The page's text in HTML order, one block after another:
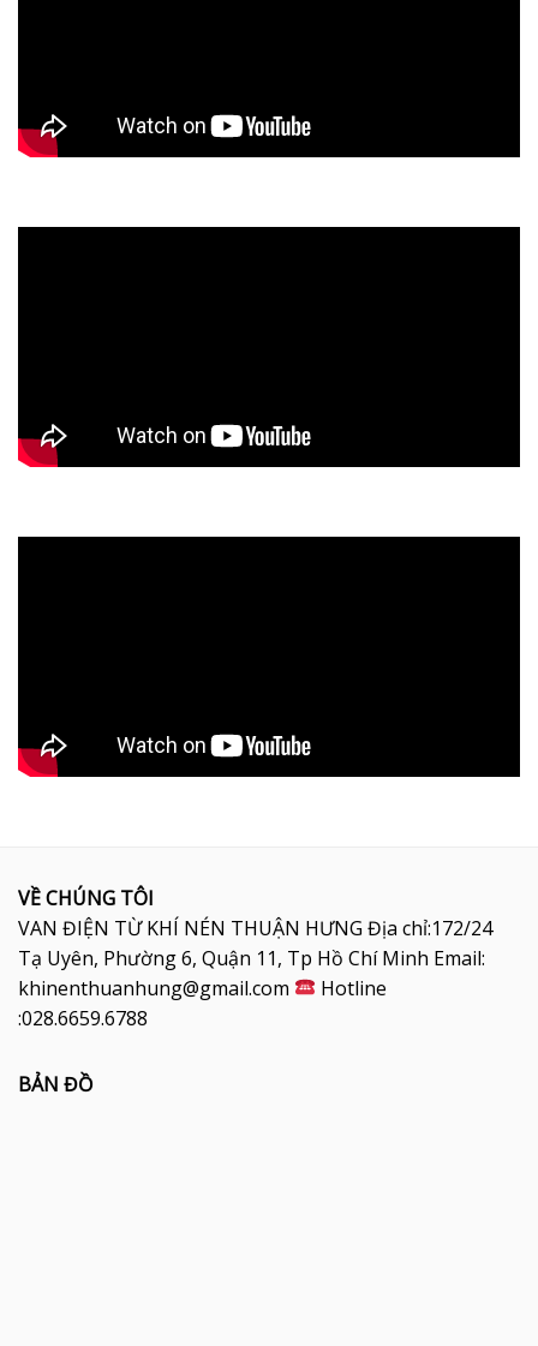
VỀ CHÚNG TÔI
VAN ĐIỆN TỪ KHÍ NÉN THUẬN HƯNG Địa chỉ:172/24
Tạ Uyên, Phường 6, Quận 11, Tp Hồ Chí Minh Email:
khinenthuanhung@gmail.com
Hotline
:028.6659.6788
BẢN ĐỒ